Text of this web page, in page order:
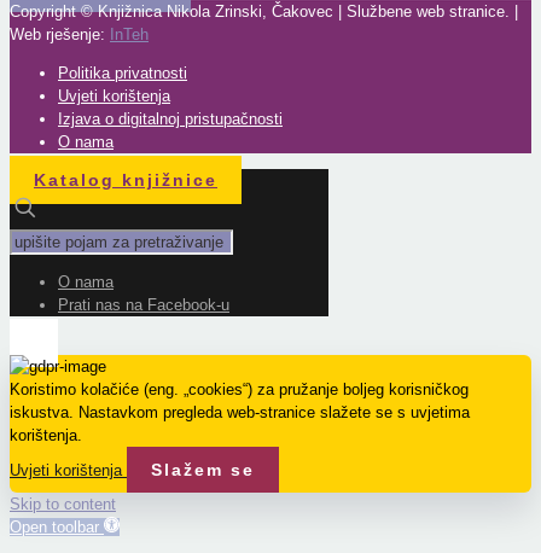
Copyright © Knjižnica Nikola Zrinski, Čakovec | Službene web stranice. |
Web rješenje: InTeh
Politika privatnosti
Uvjeti korištenja
Izjava o digitalnoj pristupačnosti
O nama
Katalog knjižnice
O nama
Prati nas na Facebook-u
Koristimo kolačiće (eng. „cookies“) za pružanje boljeg korisničkog
iskustva. Nastavkom pregleda web-stranice slažete se s uvjetima
korištenja.
Uvjeti korištenja
Slažem se
Skip to content
Open toolbar